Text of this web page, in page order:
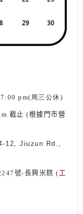
pm(周三公休)
截止 (根據門市營
12, Jiuzun Rd.,
號-長興米糕 (工